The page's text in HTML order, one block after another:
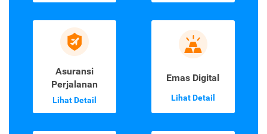
Asuransi
Perjalanan
Lihat Detail
Emas Digital
Lihat Detail